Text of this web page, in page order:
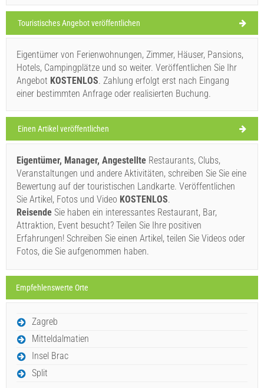
29°C
überwiegend bewölkt
Windgeschwindigkeit: 6.87 km/h
Samstag,
08.08.26 27°C leichter Regen
Sonntag,
09.08.26 29°C
Montag,
10.08.26 28°C klarer Himmel
11.08.26 29°C klarer Himmel
12.08.26
Luna Rossa (Restaurant) Cres
Ivan Nane (Facebook page)
Palada 4b
Muss besuchen(/) Besuchen(/) Auslassen(/)
AUF DER KARTE ANZEIGEN
Touristisches Angebot veröffentlichen
Eigentümer von Ferienwohnungen, Zimmer, Häuser, Pansions,
Hotels, Campingplätze und so weiter. Veröffentlichen Sie Ihr
Angebot KOSTENLOS. Zahlung erfolgt erst nach Eingang
einer bestimmten Anfrage oder realisierten Buchung.
Einen Artikel veröffentlichen
Eigentümer, Manager, Angestellte Restaurants, Clubs,
Veranstaltungen und andere Aktivitäten, schreiben Sie Sie eine
Bewertung auf der touristischen Landkarte. Veröffentlichen
Sie Artikel, Fotos und Video KOSTENLOS.
Reisende Sie haben ein interessantes Restaurant, Bar,
Attraktion, Event besucht? Teilen Sie Ihre positiven
Erfahrungen! Schreiben Sie einen Artikel, teilen Sie Videos oder
Fotos, die Sie aufgenommen haben.
Empfehlenswerte Orte
Zagreb
Mitteldalmatien
Insel Brac
Split